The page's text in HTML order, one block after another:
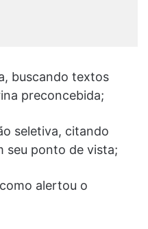
buscando textos
preconcebida;
seletiva, citando
seu ponto de vista;
alertou o